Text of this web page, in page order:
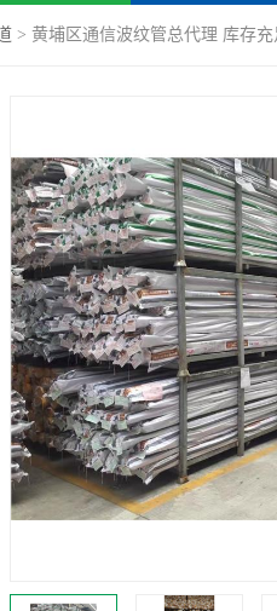
> 黄埔区通信波纹管总代理 库存充